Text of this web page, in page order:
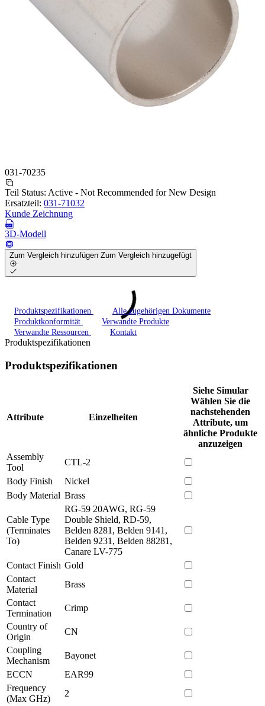
031-70235
Teil Status: Active - Not Recommended for New Design
Ersatzteil: 031-71032
Kunde Zeichnung
3D-Modell
Zum Vergleich hinzufügen Zum Vergleich hinzugefügt
Produktspezifikationen
Alle zugehörigen Dokumente
Produktkonformität
Verwandte Produkte
Verwandte Ressourcen
Kontakt
Produktspezifikationen
Produktspezifikationen
Attribute Einzelheiten
Siehe Simular
Wählen Sie die
nachstehenden
Attribute, um
ähnliche Produkte
anzuzeigen
Assembly
Tool
CTL-2
Body Finish
Nickel
Body Material Brass
Cable Type
(Terminates
To)
RG-59 20AWG, RG-59
Double Shield, RD-59,
Belden 8281, Belden 9141,
Belden 9231, Belden 88281,
Canare LV-775
Contact Finish Gold
Contact
Material
Brass
Contact
Termination
Crimp
Country of
Origin
CN
Coupling
Mechanism
Bayonet
ECCN
EAR99
Frequency
(Max GHz)
2